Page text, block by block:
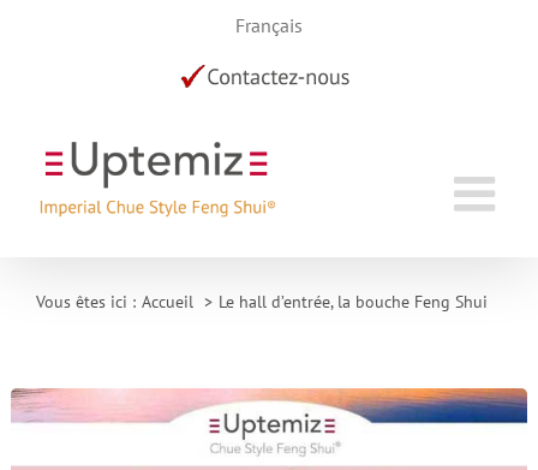
Français
Vous êtes ici : Accueil Le hall d’entrée, la bouche Feng Shui